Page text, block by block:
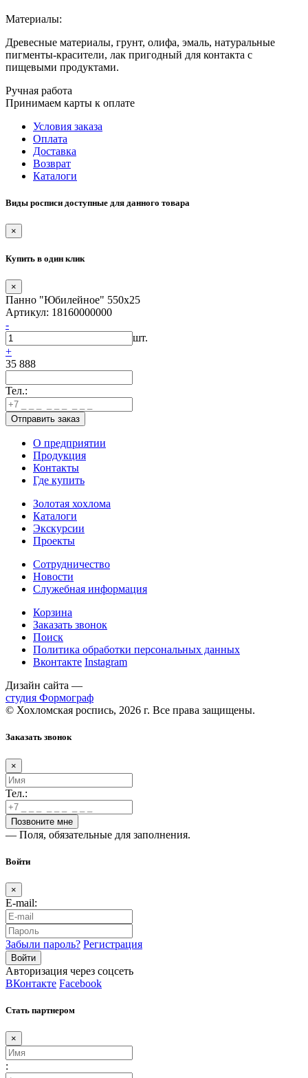
Материалы:
Древесные материалы, грунт, олифа, эмаль, натуральные
пигменты-красители, лак пригодный для контакта с
пищевыми продуктами.
Ручная работа
Принимаем карты к оплате
Условия заказа
Оплата
Доставка
Возврат
Каталоги
Виды росписи доступные для данного товара
×
Купить в один клик
×
Панно "Юбилейное" 550х25
Артикул: 18160000000
-
шт.
+
35 888
Тел.:
О предприятии
Продукция
Контакты
Где купить
Золотая хохлома
Каталоги
Экскурсии
Проекты
Сотрудничество
Новости
Служебная информация
Корзина
Заказать звонок
Поиск
Политика обработки персональных данных
Вконтакте Instagram
Дизайн сайта —
студия Формограф
© Хохломская роспись, 2026 г. Все права защищены.
Заказать звонок
×
Тел.:
— Поля, обязательные для заполнения.
Войти
×
E-mail:
Забыли пароль? Регистрация
Авторизация через соцсеть
ВКонтакте Facebook
Стать партнером
×
: